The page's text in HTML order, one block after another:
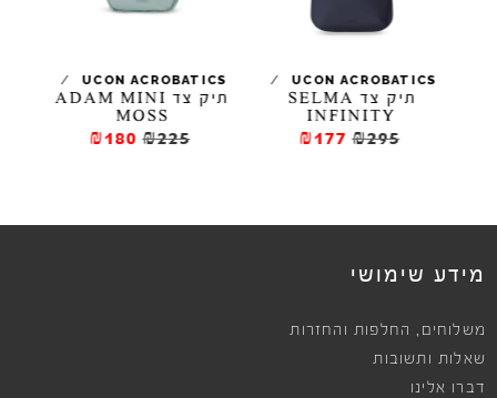
UCON ACROBATICS
/
תיק צד SELMA
INFINITY
₪295
₪177
UCON ACROBATICS
/
תיק צד ADAM MINI
MOSS
₪225
₪180
מידע שימושי
משלוחים , החלפות והחזרות
שאלות ותשובות
דברו אלינו